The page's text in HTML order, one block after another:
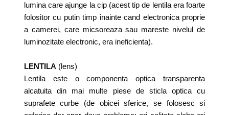
lumina care ajunge la cip (acest tip de lentila era foarte
folositor cu putin timp inainte cand electronica proprie
a camerei, care micsoreaza sau mareste nivelul de
luminozitate electronic, era ineficienta).
LENTILA (lens)
Lentila este o componenta optica transparenta
alcatuita din mai multe piese de sticla optica cu
suprafete curbe (de obicei sferice, se folosesc si